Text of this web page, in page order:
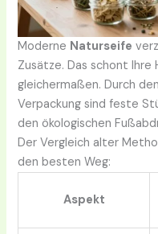
Moderne Naturseife
Zusätze. Das schont
gleichermaßen. Durch
Verpackung sind feste
den ökologischen
Der Vergleich alter
den besten Weg:
Aspekt